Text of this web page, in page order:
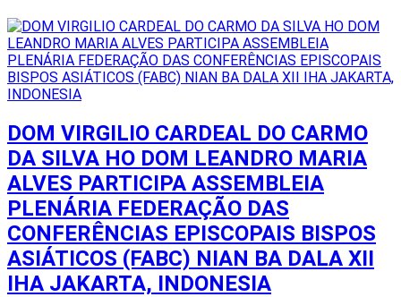
DOM VIRGILIO CARDEAL DO CARMO
DA SILVA HO DOM LEANDRO MARIA
ALVES PARTICIPA ASSEMBLEIA
PLENÁRIA FEDERAÇÃO DAS
CONFERÊNCIAS EPISCOPAIS BISPOS
ASIÁTICOS (FABC) NIAN BA DALA XII
IHA JAKARTA, INDONESIA